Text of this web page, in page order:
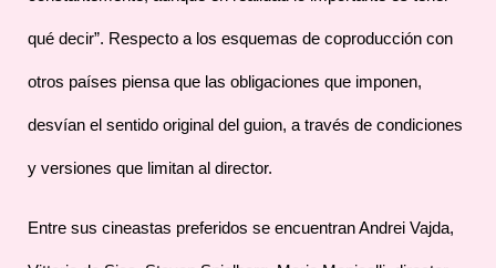
qué decir”. Respecto a los esquemas de coproducción con
otros países piensa que las obligaciones que imponen,
desvían el sentido original del guion, a través de condiciones
y versiones que limitan al director.
Entre sus cineastas preferidos se encuentran Andrei Vajda,